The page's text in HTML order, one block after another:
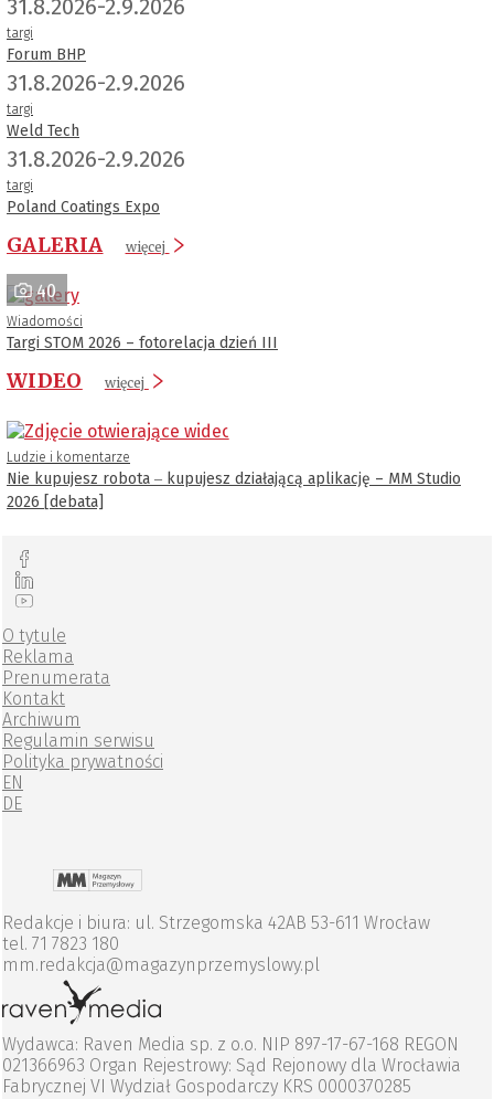
31.8.2026-2.9.2026
targi
Forum BHP
31.8.2026-2.9.2026
targi
Weld Tech
31.8.2026-2.9.2026
targi
Poland Coatings Expo
GALERIA więcej
40
Wiadomości
Targi STOM 2026 – fotorelacja dzień III
WIDEO więcej
Ludzie i komentarze
Nie kupujesz robota ‒ kupujesz działającą aplikację – MM Studio
2026 [debata]
O tytule
Reklama
Prenumerata
Kontakt
Archiwum
Regulamin serwisu
Polityka prywatności
EN
DE
Redakcje i biura: ul. Strzegomska 42AB 53-611 Wrocław
tel. 71 7823 180
mm.redakcja@magazynprzemyslowy.pl
Wydawca: Raven Media sp. z o.o. NIP 897-17-67-168 REGON
021366963 Organ Rejestrowy: Sąd Rejonowy dla Wrocławia
Fabrycznej VI Wydział Gospodarczy KRS 0000370285